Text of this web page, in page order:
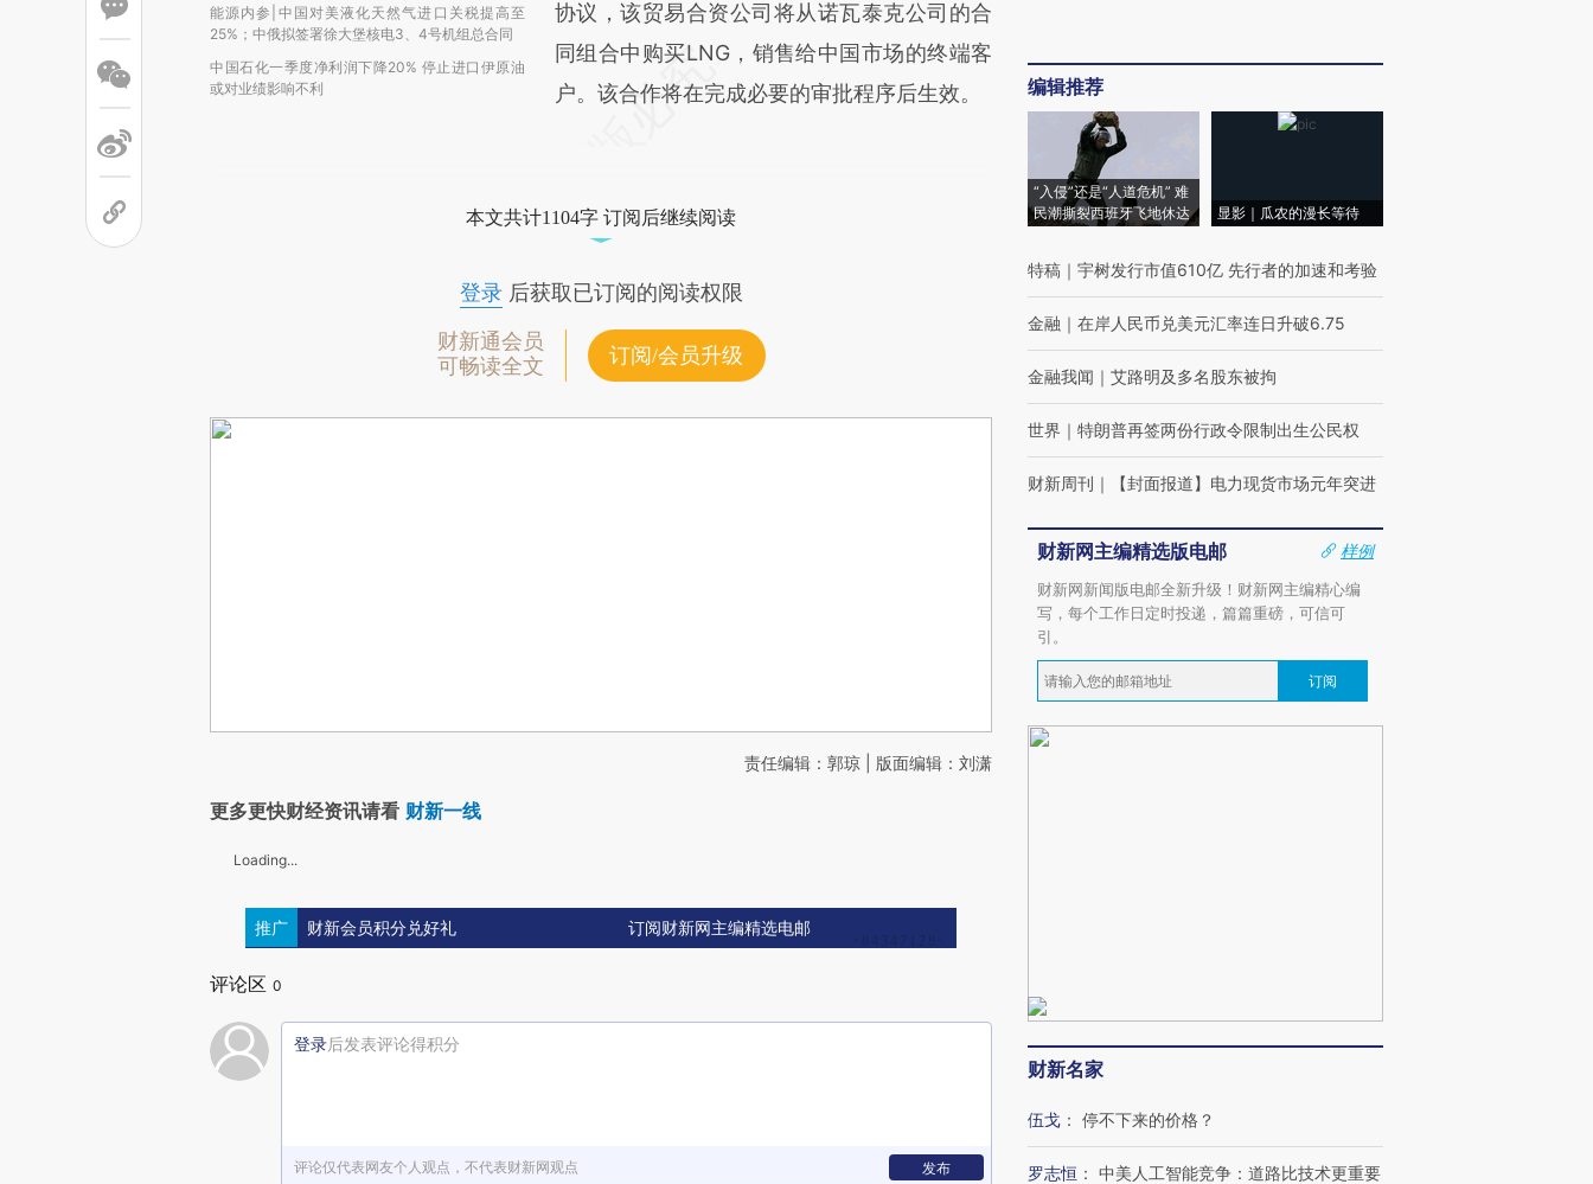
能源内参|中国对美液化天然气进口关税提高至
25%；中俄拟签署徐大堡核电3、4号机组总合同
中国石化一季度净利润下降20% 停止进口伊原油
或对业绩影响不利
协议，该贸易合资公司将从诺瓦泰克公司的合
同组合中购买LNG，销售给中国市场的终端客
户。该合作将在完成必要的审批程序后生效。
本文共计1104字 订阅后继续阅读
登录后获取已订阅的阅读权限
财新通会员
可畅读全文
订阅/会员升级
责任编辑：郭琼 | 版面编辑：刘潇
更多更快财经资讯请看 财新一线
Loading...
推广 财新会员积分兑好礼 订阅财新网主编精选电邮
评论区 0
登录后发表评论得积分
评论仅代表网友个人观点，不代表财新网观点 发布
编辑推荐
“入侵”还是“人道危机” 难
民潮撕裂西班牙飞地休达
显影｜瓜农的漫长等待
特稿 ｜ 宇树发行市值610亿 先行者的加速和考验
金融 ｜ 在岸人民币兑美元汇率连日升破6.75
金融我闻 ｜ 艾路明及多名股东被拘
世界 ｜ 特朗普再签两份行政令限制出生公民权
财新周刊 ｜ 【封面报道】电力现货市场元年突进
财新网主编精选版电邮
样例
财新网新闻版电邮全新升级！财新网主编精心编
写，每个工作日定时投递，篇篇重磅，可信可
引。
订阅
财新名家
伍戈 ： 停不下来的价格？
罗志恒 ： 中美人工智能竞争：道路比技术更重要